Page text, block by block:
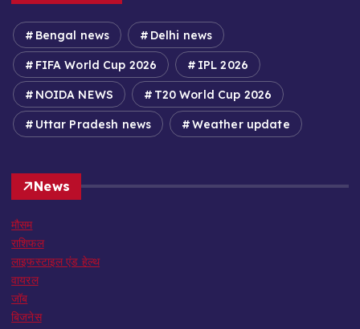
Bengal news Delhi news
FIFA World Cup 2026 IPL 2026
NOIDA NEWS T20 World Cup 2026
Uttar Pradesh news Weather update
News
मौसम
राशिफल
लाइफस्टाइल एंड हेल्थ
वायरल
जॉब
बिजनेस